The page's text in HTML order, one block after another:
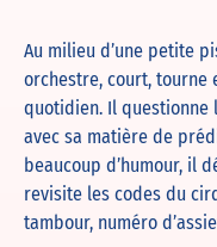
Au milieu d’une petite
orchestre, court, tourne
quotidien. Il questionne
avec sa matière de
beaucoup d’humour, il
revisite les codes du
tambour, numéro